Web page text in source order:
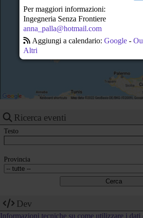
23
Ricerca eventi
Testo
Provincia
Dev
Informazioni tecniche su come utilizzare i dati
Per maggiori informazioni:
Ingegneria Senza Frontiere
anna_palla@hotmail.com
Aggiungi a calendario: Google-
Altri